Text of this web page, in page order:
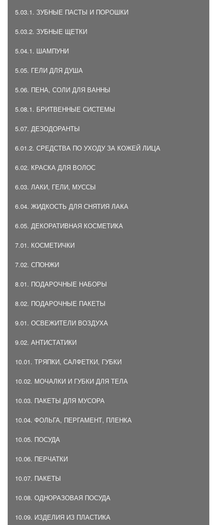
5.03.1. ЗУБНЫЕ ПАСТЫ И ПОРОШКИ
5.03.2. ЗУБНЫЕ ЩЕТКИ
5.04.1. ШАМПУНИ
5.05. ГЕЛИ ДЛЯ ДУША
5.06. ПЕНА, СОЛИ ДЛЯ ВАННЫ
5.08.1. БРИТВЕННЫЕ СИСТЕМЫ
5.07. ДЕЗОДОРАНТЫ
6.01.2. СРЕДСТВА ПО УХОДУ ЗА КОЖЕЙ ЛИЦА
6.02. КРАСКА ДЛЯ ВОЛОС
6.03. ЛАКИ, ГЕЛИ, МУССЫ
6.04. ЖИДКОСТЬ ДЛЯ СНЯТИЯ ЛАКА
6.05. ДЕКОРАТИВНАЯ КОСМЕТИКА
7.01. КОСМЕТИЧКИ
7.02. СПОНЖИ
8.01. ПОДАРОЧНЫЕ НАБОРЫ
8.02. ПОДАРОЧНЫЕ ПАКЕТЫ
9.01. ОСВЕЖИТЕЛИ ВОЗДУХА
9.02. АНТИСТАТИКИ
10.01. ТРЯПКИ, САЛФЕТКИ, ГУБКИ
10.02. МОЧАЛКИ И ГУБКИ ДЛЯ ТЕЛА
10.03. ПАКЕТЫ ДЛЯ МУСОРА
10.04. ФОЛЬГА, ПЕРГАМЕНТ, ПЛЕНКА
10.05. ПОСУДА
10.06. ПЕРЧАТКИ
10.07. ПАКЕТЫ
10.08. ОДНОРАЗОВАЯ ПОСУДА
10.09. ИЗДЕЛИЯ ИЗ ПЛАСТИКА